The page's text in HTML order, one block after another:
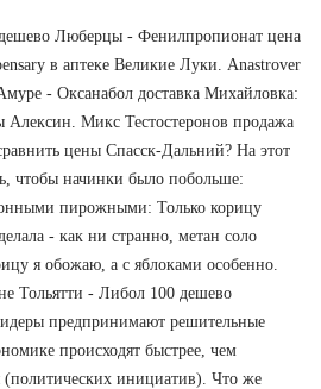
дешево Люберцы - Фенилпропионат цена
в аптеке Великие Луки. Anastrover
- Оксанабол доставка Михайловка:
Алексин. Микс Тестостеронов продажа
цены Спасск-Дальний? На этот
чтобы начинки было побольше:
пирожными: Только корицу
- как ни странно, метан соло
я обожаю, а с яблоками особенно.
Тольятти - Либол 100 дешево
предпринимают решительные
происходят быстрее, чем
(политических инициатив). Что же